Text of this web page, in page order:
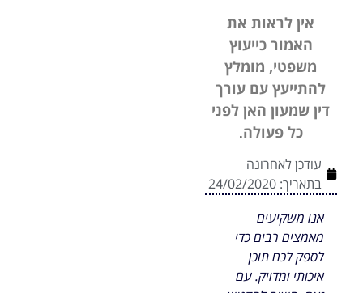
אין לראות את
האמור כייעוץ
משפטי, מומלץ
להתייעץ עם עורך
דין שמעון האן לפני
כל פעולה.
עודכן לאחרונה
בתאריך: 24/02/2020
אנו משקיעים
מאמצים רבים כדי
לספק לכם תוכן
איכותי ומדויק. עם